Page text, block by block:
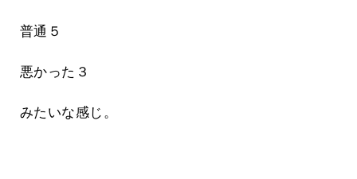
普通５
悪かった３
みたいな感じ。